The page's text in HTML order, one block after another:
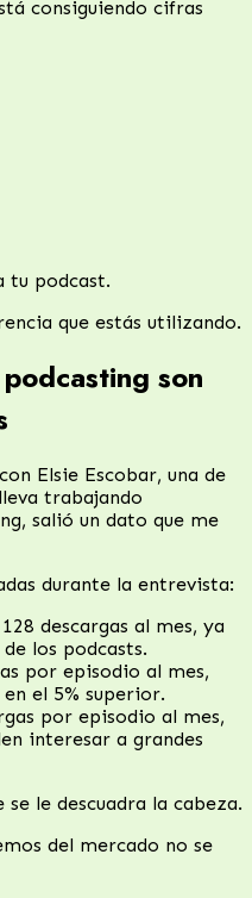
consiguiendo cifras
tu podcast.
que estás utilizando.
son
Elsie Escobar, una de
trabajando
salió un dato que me
durante la entrevista:
descargas al mes, ya
los podcasts.
por episodio al mes,
el 5% superior.
por episodio al mes,
interesar a grandes
se le descuadra la cabeza.
del mercado no se